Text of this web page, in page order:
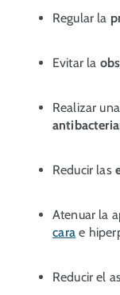
Regular la
Evitar la
Realizar
Reducir las
Atenuar la
cara e
Reducir el